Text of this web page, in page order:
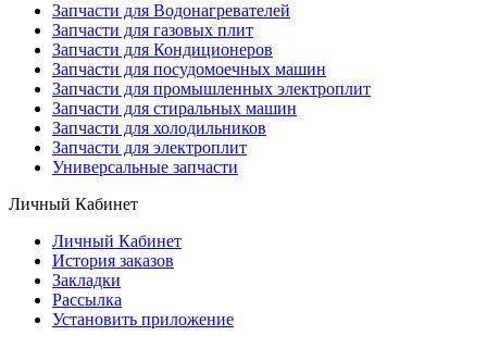
Запчасти для Водонагревателей
Запчасти для газовых плит
Запчасти для Кондиционеров
Запчасти для посудомоечных машин
Запчасти для промышленных электроплит
Запчасти для стиральных машин
Запчасти для холодильников
Запчасти для электроплит
Универсальные запчасти
Личный Кабинет
Личный Кабинет
История заказов
Закладки
Рассылка
Установить приложение